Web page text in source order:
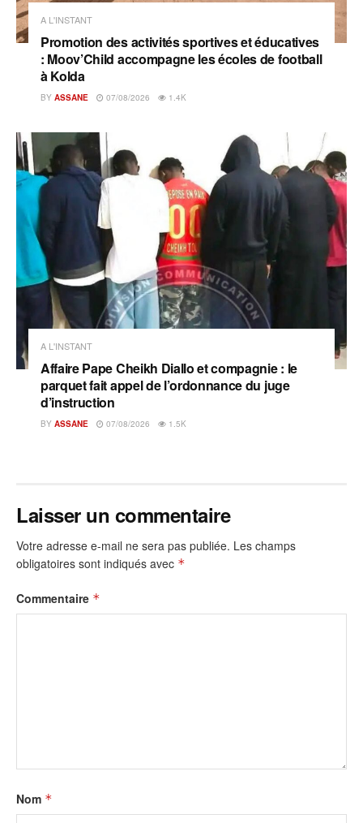
A L'INSTANT
Promotion des activités sportives et éducatives
: Moov’Child accompagne les écoles de football
à Kolda
BY ASSANE 07/08/2026 1.4K
A L'INSTANT
Affaire Pape Cheikh Diallo et compagnie : le
parquet fait appel de l’ordonnance du juge
d’instruction
BY ASSANE 07/08/2026 1.5K
Laisser un commentaire
Votre adresse e-mail ne sera pas publiée. Les champs
obligatoires sont indiqués avec *
Commentaire *
Nom *